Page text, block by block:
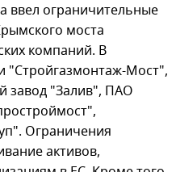
ввел ограничительные
моста
компаний. В
"Стройгазмонтаж-Мост",
завод "Залив", ПАО
Ограничения
активов,